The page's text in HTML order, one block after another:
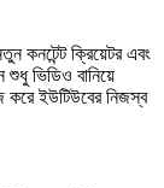
কনটেন্ট ক্রিয়েটর এবং
ভিডিও বানিয়ে
ইউটিউবের নিজস্ব